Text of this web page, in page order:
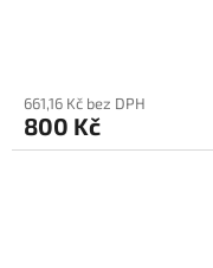
661,16 Kč bez DPH
800 Kč